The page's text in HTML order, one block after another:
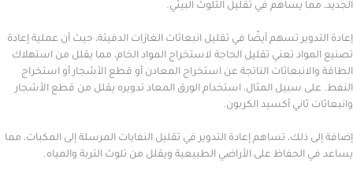
يساهم في تقليل التلوث البيئي.
تسهم أيضًا في تقليل انبعاثات الغازات الدفيئة، حيث أن عملية إعادة
تعني تقليل الحاجة لاستخراج المواد الخام، مما يقلل من استهلاك
الناتجة عن استخراج المعادن أو قطع الأشجار أو استخراج
سبيل المثال، استخدام الورق المعاد تدويره يقلل من قطع الأشجار
أكسيد الكربون.
تساهم إعادة التدوير في تقليل النفايات المرسلة إلى المكبات، مما
على الأراضي الطبيعية ويقلل من تلوث التربة والمياه.